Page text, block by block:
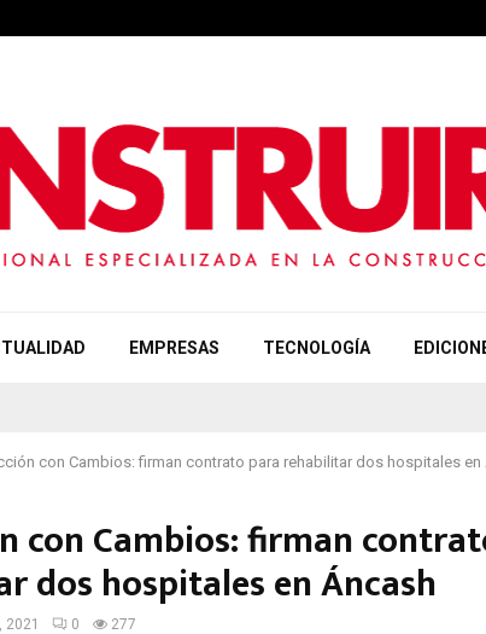
EMPRESAS TECNOLOGÍA
con Cambios: firman contrato para rehabilitar dos hospitales en
con Cambios: firman
dos hospitales en Áncash
2021 0 277